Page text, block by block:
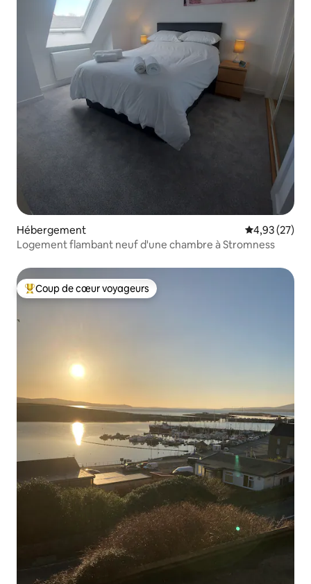
Hébergement Évaluation
4,93 (27)
Logement flambant neuf d'une chambre à Stromness
Coups de cœur voyageurs les plus appréciés
Coup de cœur voyageurs